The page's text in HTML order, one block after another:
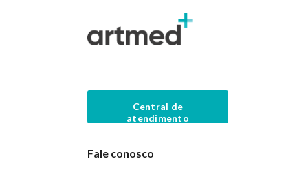
Central de
atendimento
Fale conosco